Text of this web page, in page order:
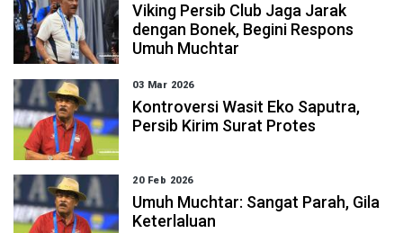
Viking Persib Club Jaga Jarak
dengan Bonek, Begini Respons
Umuh Muchtar
03 Mar 2026
Kontroversi Wasit Eko Saputra,
Persib Kirim Surat Protes
20 Feb 2026
Umuh Muchtar: Sangat Parah, Gila
Keterlaluan